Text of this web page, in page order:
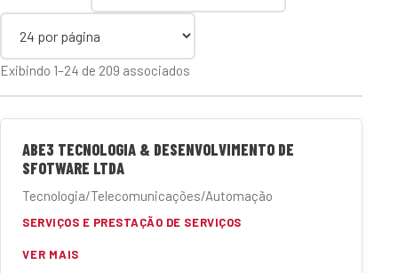
Exibindo 1–24 de 209 associados
ABE3 TECNOLOGIA & DESENVOLVIMENTO DE
SFOTWARE LTDA
Tecnologia/Telecomunicações/Automação
SERVIÇOS E PRESTAÇÃO DE SERVIÇOS
VER MAIS